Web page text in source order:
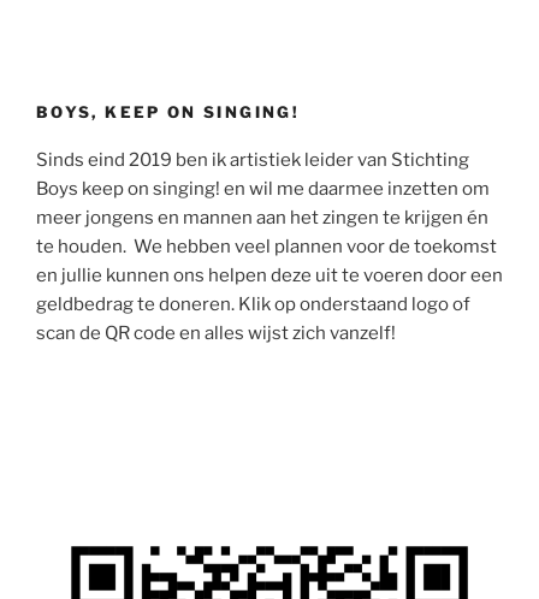
BOYS, KEEP ON SINGING!
Sinds eind 2019 ben ik artistiek leider van Stichting
Boys keep on singing! en wil me daarmee inzetten om
meer jongens en mannen aan het zingen te krijgen én
te houden. We hebben veel plannen voor de toekomst
en jullie kunnen ons helpen deze uit te voeren door een
geldbedrag te doneren. Klik op onderstaand logo of
scan de QR code en alles wijst zich vanzelf!